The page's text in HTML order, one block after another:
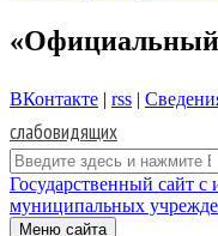
«Официальный
ВКонтакте | rss |
слабовидящих
Поиск:
Государственный сайт
муниципальных
Меню сайта